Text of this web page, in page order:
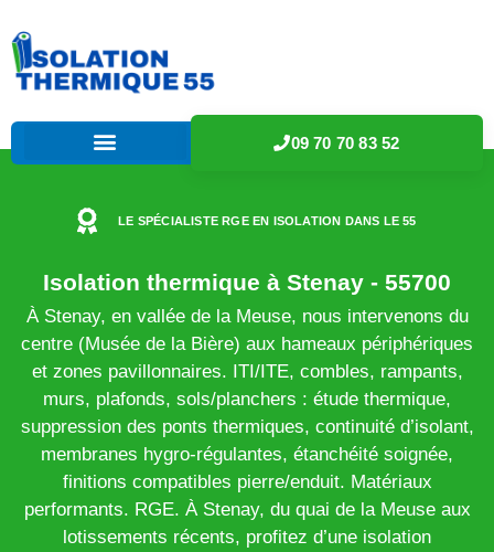
09 70 70 83 52
LE SPÉCIALISTE RGE EN ISOLATION DANS LE 55
Isolation thermique à Stenay - 55700
À Stenay, en vallée de la Meuse, nous intervenons du
centre (Musée de la Bière) aux hameaux périphériques
et zones pavillonnaires. ITI/ITE, combles, rampants,
murs, plafonds, sols/planchers : étude thermique,
suppression des ponts thermiques, continuité d’isolant,
membranes hygro-régulantes, étanchéité soignée,
finitions compatibles pierre/enduit. Matériaux
performants. RGE. À Stenay, du quai de la Meuse aux
lotissements récents, profitez d’une isolation